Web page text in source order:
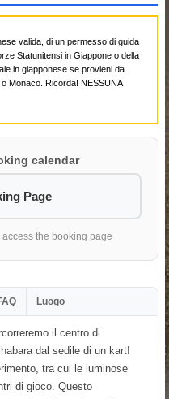
valida, di un permesso di guida
Statunitensi in Giappone o della
in giapponese se provieni da
Monaco. Ricorda! NESSUNA
calendar
Page
the booking page
Luogo
il centro di
dal sedile di un kart!
tra cui le luminose
di gioco. Questo